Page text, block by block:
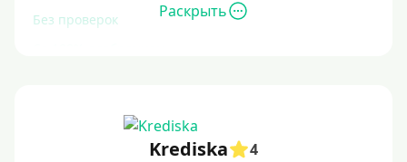
Без проверок
С просрочками
Раскрыть
Krediska
4